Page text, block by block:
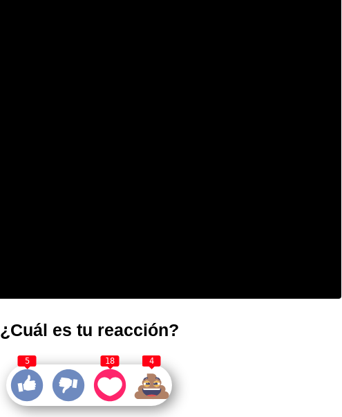
¿Cuál es tu reacción?
5 18 4